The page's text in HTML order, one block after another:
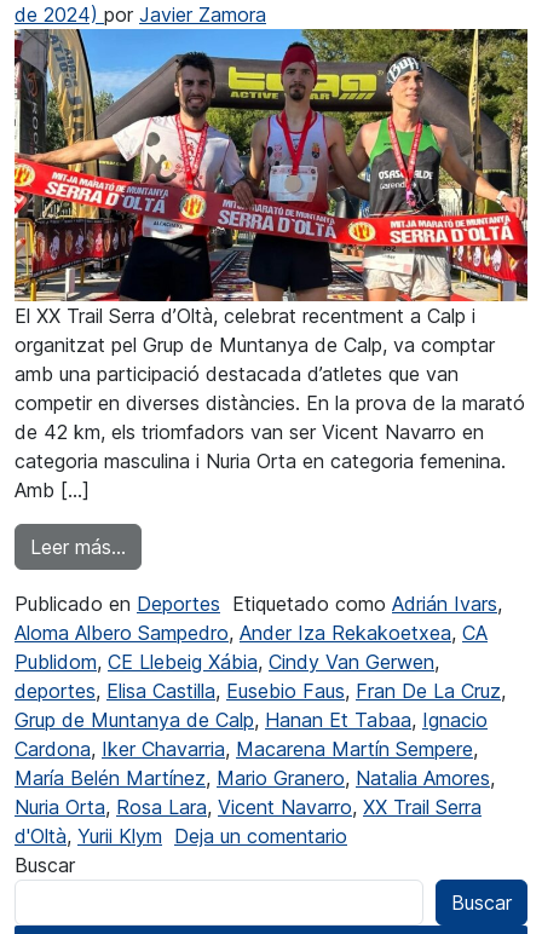
de 2024) por Javier Zamora
El XX Trail Serra d’Oltà, celebrat recentment a Calp i
organitzat pel Grup de Muntanya de Calp, va comptar
amb una participació destacada d’atletes que van
competir en diverses distàncies. En la prova de la marató
de 42 km, els triomfadors van ser Vicent Navarro en
categoria masculina i Nuria Orta en categoria femenina.
Amb […]
Leer más…
Publicado en Deportes Etiquetado como Adrián Ivars,
Aloma Albero Sampedro, Ander Iza Rekakoetxea, CA
Publidom, CE Llebeig Xábia, Cindy Van Gerwen,
deportes, Elisa Castilla, Eusebio Faus, Fran De La Cruz,
Grup de Muntanya de Calp, Hanan Et Tabaa, Ignacio
Cardona, Iker Chavarria, Macarena Martín Sempere,
María Belén Martínez, Mario Granero, Natalia Amores,
Nuria Orta, Rosa Lara, Vicent Navarro, XX Trail Serra
d'Oltà, Yurii Klym Deja un comentario
Buscar
Buscar